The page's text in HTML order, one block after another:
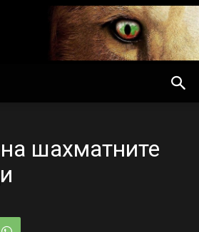
Net
шахматните